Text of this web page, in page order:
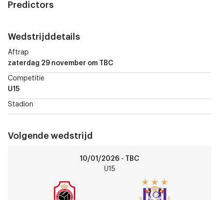
Predictors
Wedstrijddetails
Aftrap
zaterdag 29 november om TBC
Competitie
U15
Stadion
Volgende wedstrijd
10/01/2026 - TBC
U15